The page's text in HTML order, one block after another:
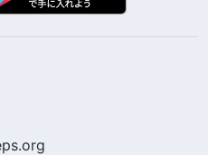
らなければならないと告
、将来お金の心配をしな
い暮らしを送れることが
私は希望に胸を膨らま